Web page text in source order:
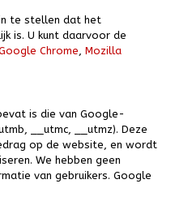
te stellen dat het
is. U kunt daarvoor de
Chrome, Mozilla
is die van Google-
__utmc, __utmz). Deze
op de website, en wordt
We hebben geen
van gebruikers. Google